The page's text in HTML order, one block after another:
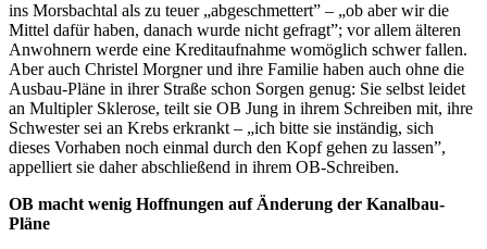
ins Morsbachtal als zu teuer „abgeschmettert” – „ob aber wir die
Mittel dafür haben, danach wurde nicht gefragt”; vor allem älteren
Anwohnern werde eine Kreditaufnahme womöglich schwer fallen.
Aber auch Christel Morgner und ihre Familie haben auch ohne die
Ausbau-Pläne in ihrer Straße schon Sorgen genug: Sie selbst leidet
an Multipler Sklerose, teilt sie OB Jung in ihrem Schreiben mit, ihre
Schwester sei an Krebs erkrankt – „ich bitte sie inständig, sich
dieses Vorhaben noch einmal durch den Kopf gehen zu lassen”,
appelliert sie daher abschließend in ihrem OB-Schreiben.
OB macht wenig Hoffnungen auf Änderung der Kanalbau-
Pläne